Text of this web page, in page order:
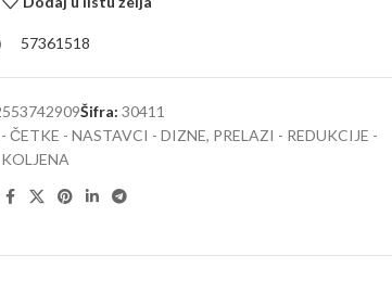
57361518
Šifra: 30411
ČETKE - NASTAVCI - DIZNE, PRELAZI - REDUKCIJE -
KOLJENA